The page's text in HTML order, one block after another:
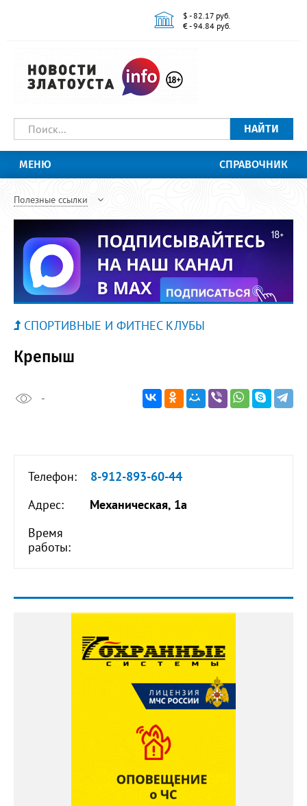
$ - 82.17 руб.
€ - 94.84 руб.
НАЙТИ
МЕНЮ СПРАВОЧНИК
Полезные ссылки
СПОРТИВНЫЕ И ФИТНЕС КЛУБЫ
Крепыш
-
Телефон:
8-912-893-60-44
Адрес:
Механическая, 1а
Время
работы: